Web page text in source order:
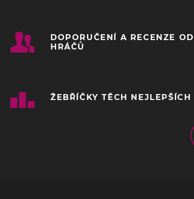
DOPORUČENÍ A RECENZE
HRÁČŮ
ŽEBŘÍČKY TĚCH NEJLEPŠÍCH